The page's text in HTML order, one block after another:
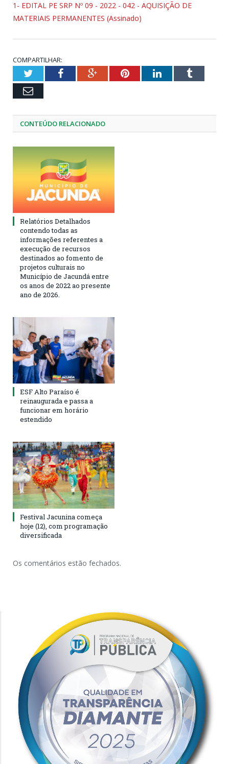
1- EDITAL PE SRP Nº 09 - 2022 - 042 - AQUISIÇÃO DE
MATERIAIS PERMANENTES (Assinado)
COMPARTILHAR:
TwitterFacebookGoogle+PinterestLinkedInTumblr
Email
CONTEÚDO RELACIONADO
Relatórios Detalhados
contendo todas as
informações referentes a
execução de recursos
destinados ao fomento de
projetos culturais no
Município de Jacundá entre
os anos de 2022 ao presente
ano de 2026.
ESF Alto Paraíso é
reinaugurada e passa a
funcionar em horário
estendido
Festival Jacunina começa
hoje (12), com programação
diversificada
Os comentários estão fechados.